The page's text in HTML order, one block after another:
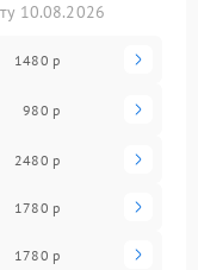
10.08.2026
1480 р
980 р
2480 р
1780 р
1780 р